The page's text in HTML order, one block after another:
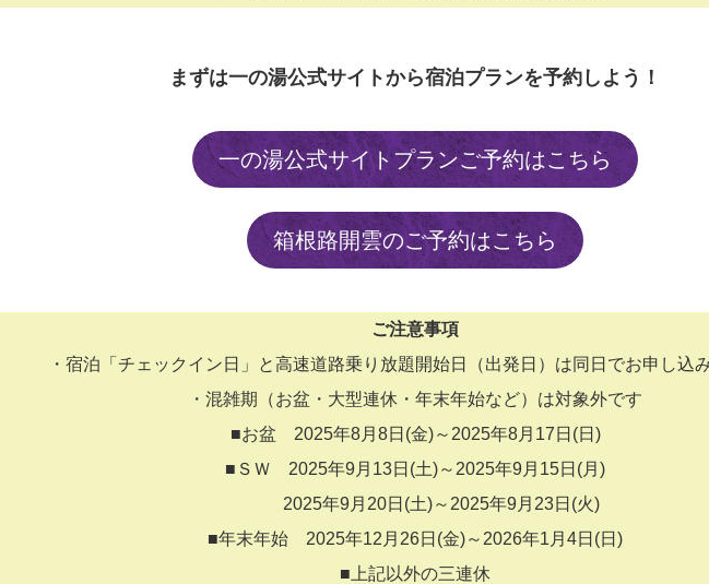
まずは一の湯公式サイトから宿泊プランを予約しよう！
一の湯公式サイトプランご予約はこちら
箱根路開雲のご予約はこちら
ご注意事項
・宿泊「チェックイン日」と高速道路乗り放題開始日（出発日）は同日でお申し込
・混雑期（お盆・大型連休・年末年始など）は対象外です
■お盆 2025年8月8日(金)～2025年8月17日(日)
■ＳＷ 2025年9月13日(土)～2025年9月15日(月)
2025年9月20日(土)～2025年9月23日(火)
■年末年始 2025年12月26日(金)～2026年1月4日(日)
■上記以外の三連休